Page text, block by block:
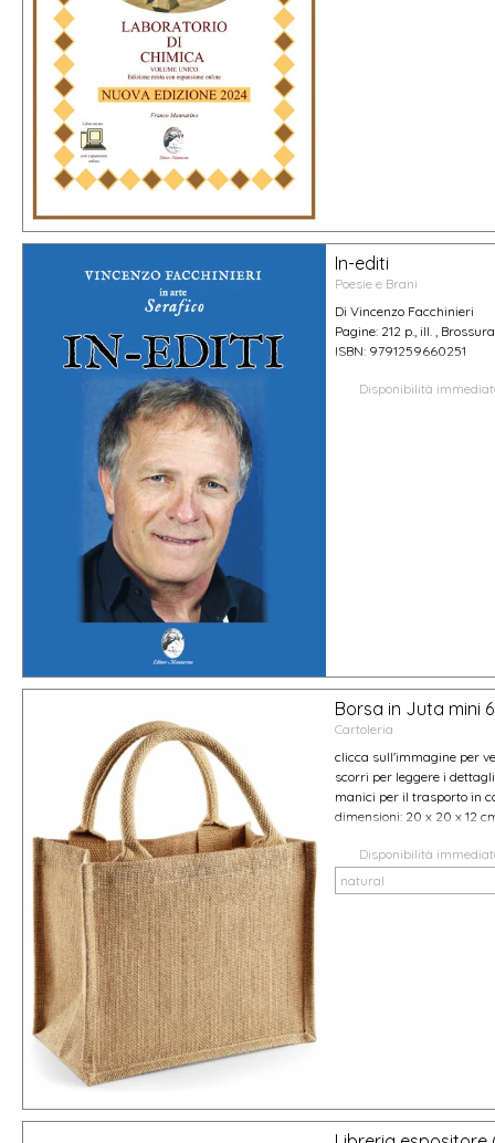
In-editi
Poesie e Brani
Di Vincenzo Facchinieri
Pagine: 212 p., ill. , Brossura
ISBN: 9791259660251
Disponibilità
Borsa in Juta mini
Cartoleria
clicca sull'immagine per
scorri per leggere i
manici per il trasporto in
dimensioni: 20 x 20 x 12
Disponibilità